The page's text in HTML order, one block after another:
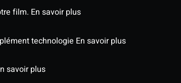
film. En savoir plus
technologie En savoir plus
savoir plus